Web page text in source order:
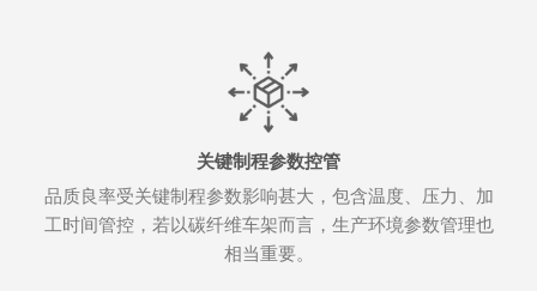
关键制程参数控管
品质良率受关键制程参数影响甚大，包含温度、压力、加
工时间管控，若以碳纤维车架而言，生产环境参数管理也
相当重要。